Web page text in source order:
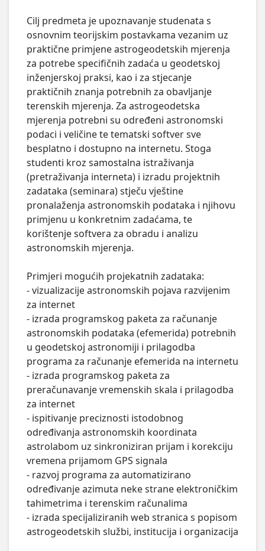
Cilj predmeta je upoznavanje studenata s
osnovnim teorijskim postavkama vezanim uz
praktične primjene astrogeodetskih mjerenja
za potrebe specifičnih zadaća u geodetskoj
inženjerskoj praksi, kao i za stjecanje
praktičnih znanja potrebnih za obavljanje
terenskih mjerenja. Za astrogeodetska
mjerenja potrebni su određeni astronomski
podaci i veličine te tematski softver sve
besplatno i dostupno na internetu. Stoga
studenti kroz samostalna istraživanja
(pretraživanja interneta) i izradu projektnih
zadataka (seminara) stječu vještine
pronalaženja astronomskih podataka i njihovu
primjenu u konkretnim zadaćama, te
korištenje softvera za obradu i analizu
astronomskih mjerenja.
Primjeri mogućih projekatnih zadataka:
- vizualizacije astronomskih pojava razvijenim
za internet
- izrada programskog paketa za računanje
astronomskih podataka (efemerida) potrebnih
u geodetskoj astronomiji i prilagodba
programa za računanje efemerida na internetu
- izrada programskog paketa za
preračunavanje vremenskih skala i prilagodba
za internet
- ispitivanje preciznosti istodobnog
određivanja astronomskih koordinata
astrolabom uz sinkroniziran prijam i korekciju
vremena prijamom GPS signala
- razvoj programa za automatizirano
određivanje azimuta neke strane elektroničkim
tahimetrima i terenskim računalima
- izrada specijaliziranih web stranica s popisom
astrogeodetskih službi, institucija i organizacija